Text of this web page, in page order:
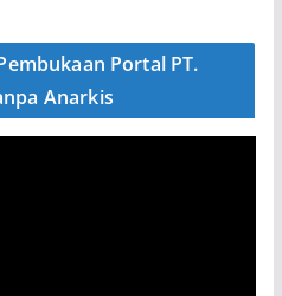
Portal PT.
Anarkis